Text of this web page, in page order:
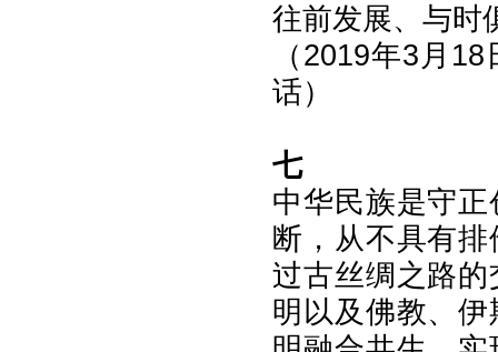
往前发展、与时
（2019年3月
话）
七
中华民族是守
断，从不具有
过古丝绸之路
明以及佛教、